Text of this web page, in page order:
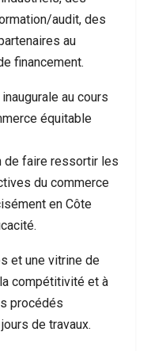
audit, des
au
financement.
au cours
équitable
de faire ressortir les
du commerce
en Côte
et une vitrine de
compétitivité et à
procédés
de travaux.